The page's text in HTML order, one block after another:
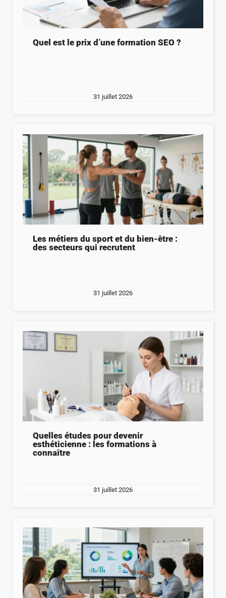
Quel est le prix d’une formation SEO ?
31 juillet 2026
Les métiers du sport et du bien-être :
des secteurs qui recrutent
31 juillet 2026
Quelles études pour devenir
esthéticienne : les formations à
connaître
31 juillet 2026